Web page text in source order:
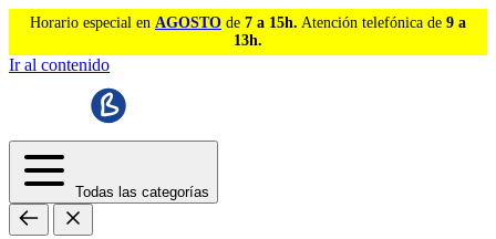
Horario especial en AGOSTO de 7 a 15h. Atención telefónica de 9 a
13h.
Ir al contenido
Todas las categorías